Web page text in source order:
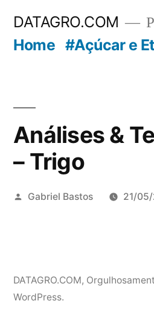
DATAGRO.COM
Home #Açúcar e
Análises &
– Trigo
Publicado
Gabriel Bastos 21/
DATAGRO.COM,
WordPress.